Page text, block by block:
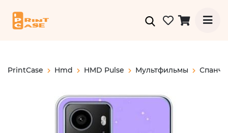
PrintCase Hmd HMD Pulse Мультфильмы Спанч